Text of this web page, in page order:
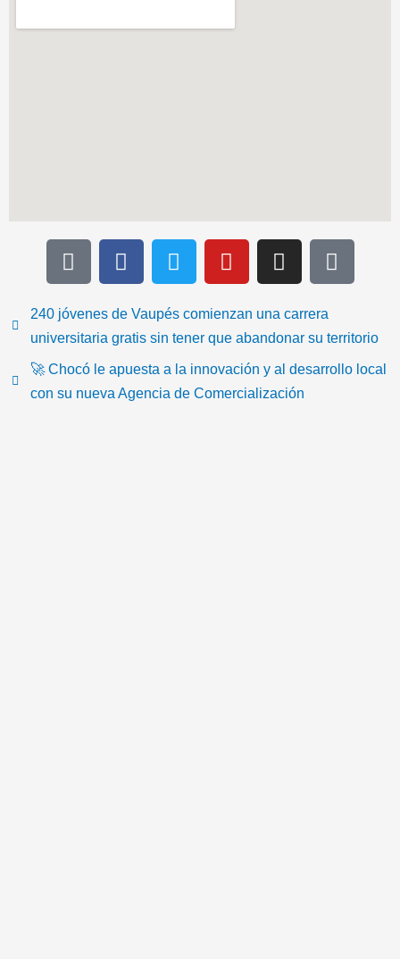
T
i
t
o
k
F
a
e
b
o
o
k
T
w
t
t
e
Y
o
t
u
b
I
n
t
a
g
a
I
c
-
e
240 jóvenes de Vaupés comienzan una carrera
universitaria gratis sin tener que abandonar su territorio
🚀 Chocó le apuesta a la innovación y al desarrollo local
con su nueva Agencia de Comercialización